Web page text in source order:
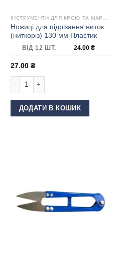
ІНСТРУМЕНТИ ДЛЯ КРОЮ ТА МАРКУВАННЯ
Ножиці для підрізання ниток
(ниткоріз) 130 мм Пластик
ВІД 12 ШТ. 24.00 ₴
27.00 ₴
ДОДАТИ В КОШИК